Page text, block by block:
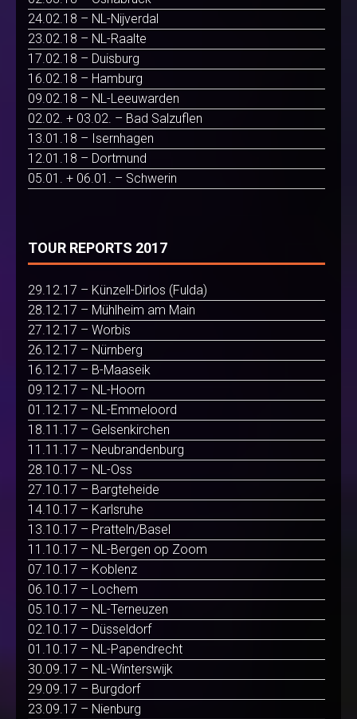
24.02.18 – NL-Nijverdal
23.02.18 – NL-Raalte
17.02.18 – Duisburg
16.02.18 – Hamburg
09.02.18 – NL-Leeuwarden
02.02. + 03.02. – Bad Salzuflen
13.01.18 – Isernhagen
12.01.18 – Dortmund
05.01. + 06.01. – Schwerin
TOUR REPORTS 2017
29.12.17 – Künzell-Dirlos (Fulda)
28.12.17 – Mühlheim am Main
27.12.17 – Worbis
26.12.17 – Nürnberg
16.12.17 – B-Maaseik
09.12.17 – NL-Hoorn
01.12.17 – NL-Emmeloord
18.11.17 – Gelsenkirchen
11.11.17 – Neubrandenburg
28.10.17 – NL-Oss
27.10.17 – Bargteheide
14.10.17 – Karlsruhe
13.10.17 – Pratteln/Basel
11.10.17 – NL-Bergen op Zoom
07.10.17 – Koblenz
06.10.17 – Lochem
05.10.17 – NL-Terneuzen
02.10.17 – Düsseldorf
01.10.17 – NL-Papendrecht
30.09.17 – NL-Winterswijk
29.09.17 – Burgdorf
23.09.17 – Nienburg